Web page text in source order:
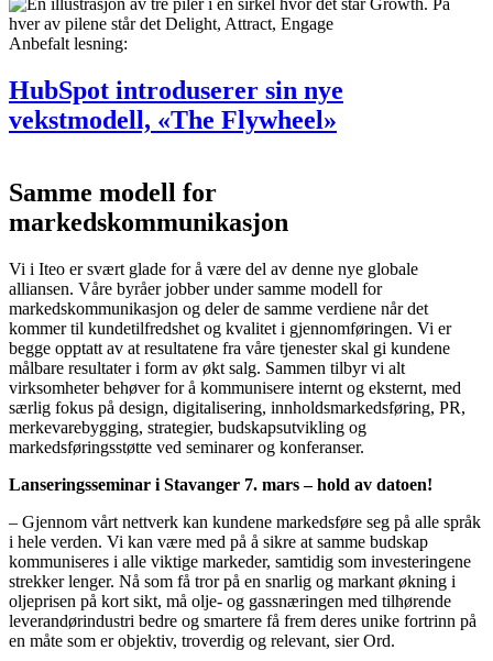
Anbefalt lesning:
HubSpot introduserer sin nye
vekstmodell, «The Flywheel»
Samme modell for
markedskommunikasjon
Vi i Iteo er svært glade for å være del av denne nye globale
alliansen. Våre byråer jobber under samme modell for
markedskommunikasjon og deler de samme verdiene når det
kommer til kundetilfredshet og kvalitet i gjennomføringen. Vi er
begge opptatt av at resultatene fra våre tjenester skal gi kundene
målbare resultater i form av økt salg. Sammen tilbyr vi alt
virksomheter behøver for å kommunisere internt og eksternt, med
særlig fokus på design, digitalisering, innholdsmarkedsføring, PR,
merkevarebygging, strategier, budskapsutvikling og
markedsføringsstøtte ved seminarer og konferanser.
Lanseringsseminar i Stavanger 7. mars – hold av datoen!
– Gjennom vårt nettverk kan kundene markedsføre seg på alle språk
i hele verden. Vi kan være med på å sikre at samme budskap
kommuniseres i alle viktige markeder, samtidig som investeringene
strekker lenger. Nå som få tror på en snarlig og markant økning i
oljeprisen på kort sikt, må olje- og gassnæringen med tilhørende
leverandørindustri bedre og smartere få frem deres unike fortrinn på
en måte som er objektiv, troverdig og relevant, sier Ord.